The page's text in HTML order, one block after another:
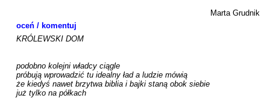
Marta Grudnik
oceń / komentuj
KRÓLEWSKI DOM
podobno kolejni władcy ciągle
próbują wprowadzić tu idealny ład a ludzie mówią
że kiedyś nawet brzytwa biblia i bajki staną obok siebie
już tylko na półkach